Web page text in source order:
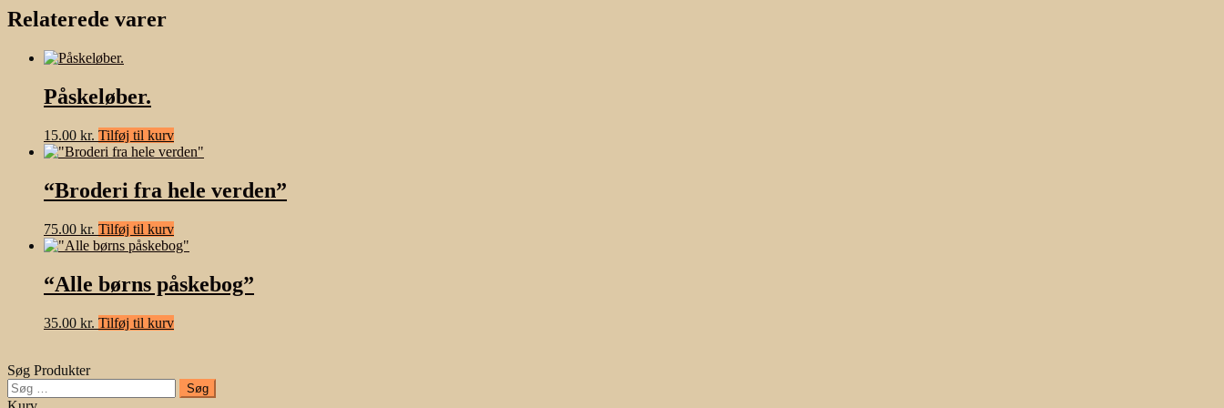
Relaterede varer
Påskeløber.
15.00 kr. Tilføj til kurv
“Broderi fra hele verden”
75.00 kr. Tilføj til kurv
“Alle børns påskebog”
35.00 kr. Tilføj til kurv
Søg Produkter
Søg
efter: